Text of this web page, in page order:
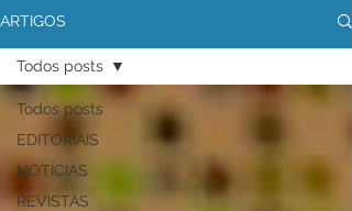
ARTIGOS
Todos posts
EDITORIAIS
NOTÍCIAS
REVISTAS
Todos posts